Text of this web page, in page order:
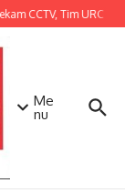
CCTV, Tim URC
Me
nu